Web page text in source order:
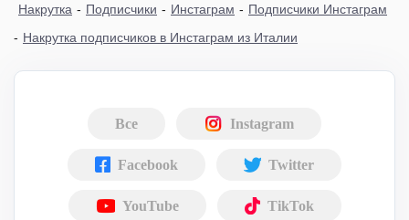
Накрутка - Подписчики - Инстаграм - Подписчики Инстаграм
- Накрутка подписчиков в Инстаграм из Италии
Все Instagram
Facebook Twitter
YouTube TikTok